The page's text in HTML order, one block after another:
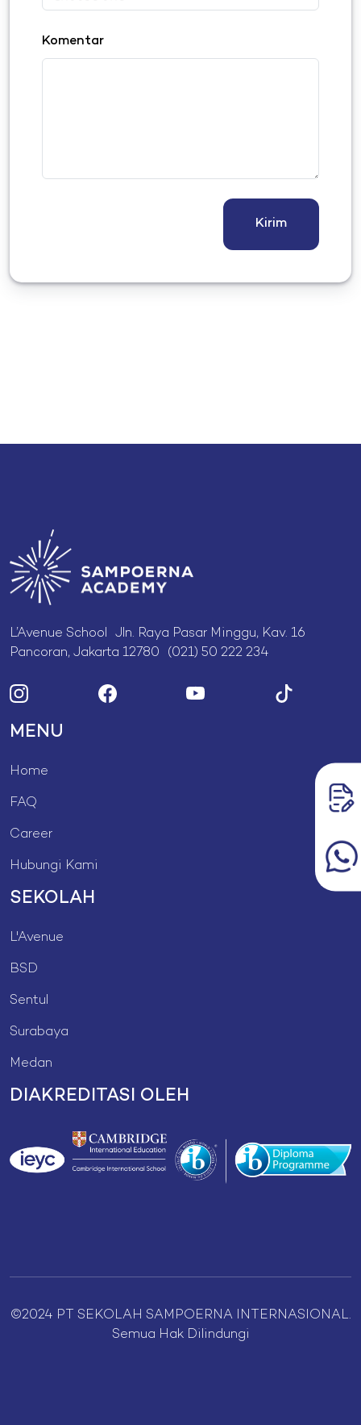
Komentar
Kirim
L’Avenue School Jln. Raya Pasar Minggu, Kav. 16
Pancoran, Jakarta 12780 (021) 50 222 234
MENU
Home
FAQ
Career
Hubungi Kami
SEKOLAH
L'Avenue
BSD
Sentul
Surabaya
Medan
DIAKREDITASI OLEH
©2024 PT SEKOLAH SAMPOERNA INTERNASIONAL.
Semua Hak Dilindungi